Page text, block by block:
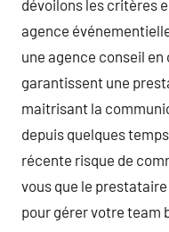
dévoilons les critères
agence
une agence conseil
garantissent une
maitrisant la
depuis quelques
récente risque de
vous que le
pour gérer votre team